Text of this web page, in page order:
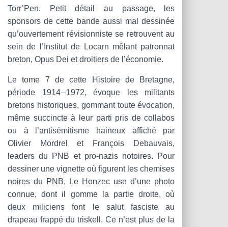
Torr’Pen. Petit détail au passage, les
sponsors de cette bande aussi mal dessinée
qu’ouvertement révisionniste se retrouvent au
sein de l’Institut de Locarn mêlant patronnat
breton, Opus Dei et droitiers de l’économie.
Le tome 7 de cette Histoire de Bretagne,
période 1914 – 1972, évoque les militants
bretons historiques, gommant toute évocation,
même succincte à leur parti pris de collabos
ou à l’antisémitisme haineux affiché par
Olivier Mordrel et François Debauvais,
leaders du PNB et pro-nazis notoires. Pour
dessiner une vignette où figurent les chemises
noires du PNB, Le Honzec use d’une photo
connue, dont il gomme la partie droite, où
deux miliciens font le salut fasciste au
drapeau frappé du triskell. Ce n’est plus de la